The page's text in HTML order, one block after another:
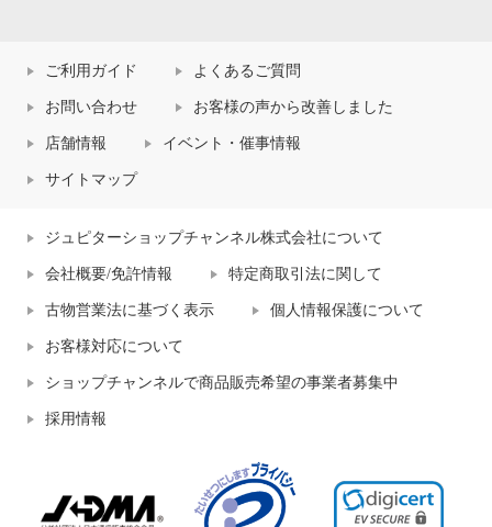
ご利用ガイド よくあるご質問
お問い合わせ お客様の声から改善しました
店舗情報 イベント・催事情報
サイトマップ
ジュピターショップチャンネル株式会社について
会社概要/免許情報 特定商取引法に関して
古物営業法に基づく表示 個人情報保護について
お客様対応について
ショップチャンネルで商品販売希望の事業者募集中
採用情報